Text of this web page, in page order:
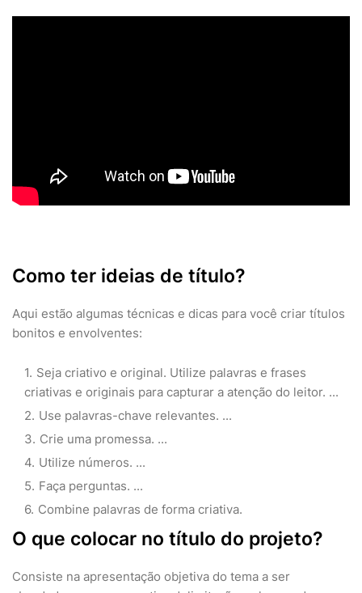
Como ter ideias de título?
Aqui estão algumas técnicas e dicas para você criar títulos
bonitos e envolventes:
Seja criativo e original. Utilize palavras e frases
criativas e originais para capturar a atenção do leitor. ...
Use palavras-chave relevantes. ...
Crie uma promessa. ...
Utilize números. ...
Faça perguntas. ...
Combine palavras de forma criativa.
O que colocar no título do projeto?
Consiste na apresentação objetiva do tema a ser